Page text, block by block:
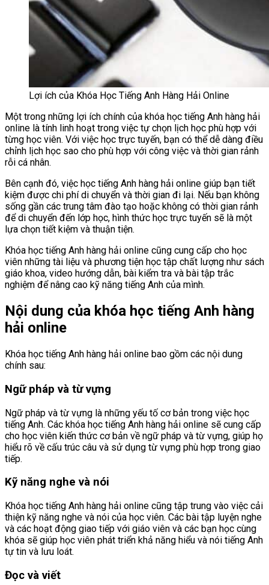
Lợi ích của Khóa Học Tiếng Anh Hàng Hải Online
Một trong những lợi ích chính của khóa học tiếng Anh hàng hải
online là tính linh hoạt trong việc tự chọn lịch học phù hợp với
từng học viên. Với việc học trực tuyến, bạn có thể dễ dàng điều
chỉnh lịch học sao cho phù hợp với công việc và thời gian rảnh
rỗi cá nhân.
Bên cạnh đó, việc học tiếng Anh hàng hải online giúp bạn tiết
kiệm được chi phí di chuyển và thời gian đi lại. Nếu bạn không
sống gần các trung tâm đào tạo hoặc không có thời gian rảnh
để di chuyển đến lớp học, hình thức học trực tuyến sẽ là một
lựa chọn tiết kiệm và thuận tiện.
Khóa học tiếng Anh hàng hải online cũng cung cấp cho học
viên những tài liệu và phương tiện học tập chất lượng như sách
giáo khoa, video hướng dẫn, bài kiểm tra và bài tập trắc
nghiệm để nâng cao kỹ năng tiếng Anh của mình.
Nội dung của khóa học tiếng Anh hàng
hải online
Khóa học tiếng Anh hàng hải online bao gồm các nội dung
chính sau:
Ngữ pháp và từ vựng
Ngữ pháp và từ vựng là những yếu tố cơ bản trong việc học
tiếng Anh. Các khóa học tiếng Anh hàng hải online sẽ cung cấp
cho học viên kiến thức cơ bản về ngữ pháp và từ vựng, giúp họ
hiểu rõ về cấu trúc câu và sử dụng từ vựng phù hợp trong giao
tiếp.
Kỹ năng nghe và nói
Khóa học tiếng Anh hàng hải online cũng tập trung vào việc cải
thiện kỹ năng nghe và nói của học viên. Các bài tập luyện nghe
và các hoạt động giao tiếp với giáo viên và các bạn học cùng
khóa sẽ giúp học viên phát triển khả năng hiểu và nói tiếng Anh
tự tin và lưu loát.
Đọc và viết